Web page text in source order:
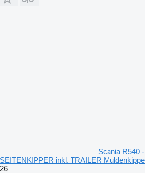
Scania R540
SEITENKIPPER inkl. TRAILER
26